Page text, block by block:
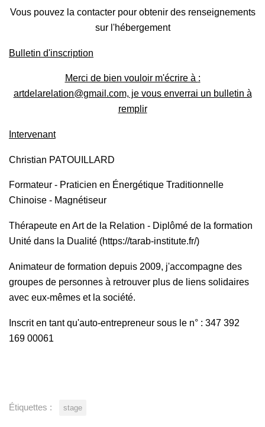
Vous pouvez la contacter pour obtenir des renseignements
sur l'hébergement
Bulletin d'inscription
Merci de bien vouloir m'écrire à :
artdelarelation@gmail.com, je vous enverrai un bulletin à
remplir
Intervenant
Christian PATOUILLARD
Formateur - Praticien en Énergétique Traditionnelle
Chinoise - Magnétiseur
Thérapeute en Art de la Relation - Dipl ômé de la formation
Unité dans la Dualité (https://tarab-institute.fr/)
Animateur de formation depuis 2009, j'accompagne des
groupes de personnes à retrouver plus de liens solidaires
avec eux-mêmes et la société.
Inscrit en tant qu'auto-entrepreneur sous le n° : 347 392
169 00061
Étiquettes : stage